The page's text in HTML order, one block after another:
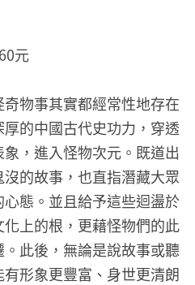
元
物事其實都經常性地存在
的中國古代史功力，穿透
，進入怪物次元。既道出
的故事，也直指潛藏大眾
態。並且給予這些迴盪於
上的根，更藉怪物們的此
此後，無論是說故事或聽
形象更豐富、身世更清朗